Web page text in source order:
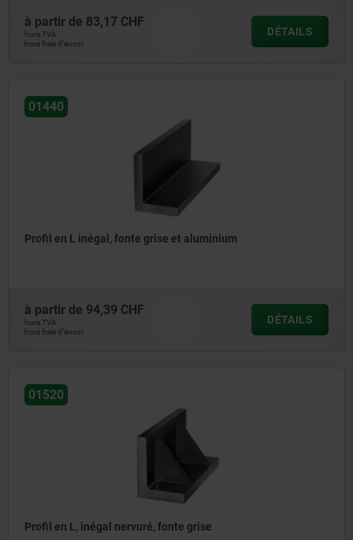
à partir de 83,17 CHF
hors TVA
hors frais d’envoi
DÉTAILS
01440
Profil en L inégal, fonte grise et aluminium
à partir de 94,39 CHF
hors TVA
hors frais d’envoi
DÉTAILS
01520
Profil en L, inégal nervuré, fonte grise